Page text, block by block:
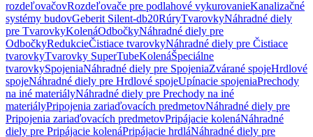
rozdeľovačovRozdeľovače pre podlahové vykurovanieKanalizačné
systémy budovGeberit Silent-db20RúryTvarovkyNáhradné diely
pre TvarovkyKolenáOdbočkyNáhradné diely pre
OdbočkyRedukcieČistiace tvarovkyNáhradné diely pre Čistiace
tvarovkyTvarovky SuperTubeKolenáŠpeciálne
tvarovkySpojeniaNáhradné diely pre SpojeniaZvárané spojeHrdlové
spojeNáhradné diely pre Hrdlové spojeUpínacie spojeniaPrechody
na iné materiályNáhradné diely pre Prechody na iné
materiályPripojenia zariaďovacích predmetovNáhradné diely pre
Pripojenia zariaďovacích predmetovPripájacie kolenáNáhradné
diely pre Pripájacie kolenáPripájacie hrdláNáhradné diely pre